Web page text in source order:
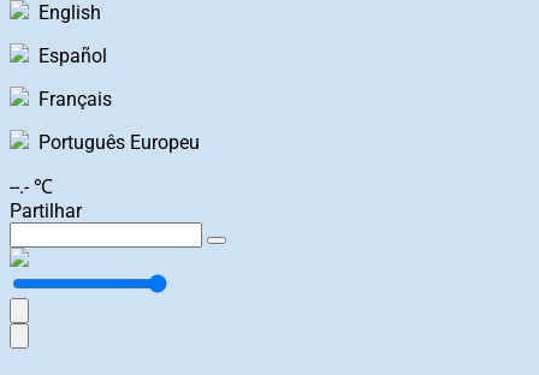
English
Español
Français
Português Europeu
--.- ℃
Partilhar